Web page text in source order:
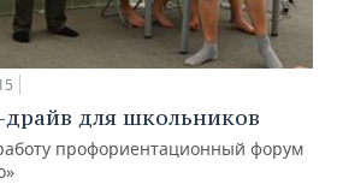
для школьников
профориентационный форум